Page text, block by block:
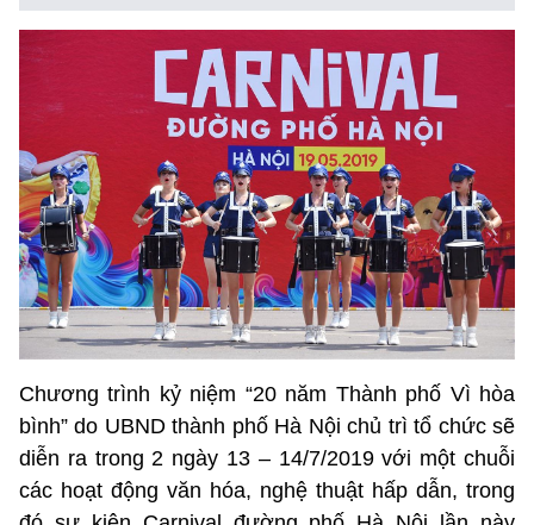
Chương trình kỷ niệm “20 năm Thành phố Vì hòa
bình” do UBND thành phố Hà Nội chủ trì tổ chức sẽ
diễn ra trong 2 ngày 13 – 14/7/2019 với một chuỗi
các hoạt động văn hóa, nghệ thuật hấp dẫn, trong